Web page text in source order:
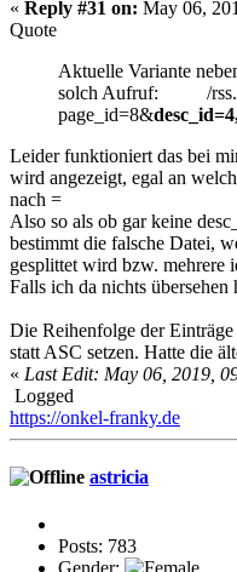
« Reply #31 on: May 06,
Quote
Aktuelle Variante
solch Aufruf: /
page_id=8&
Leider funktioniert das bei
wird angezeigt, egal an
nach =
Also so als ob gar keine
bestimmt die falsche Datei,
gesplittet wird bzw. mehrere
Falls ich da nichts übersehen
Die Reihenfolge der
statt ASC setzen. Hatte die
« Last Edit: May 06, 2019,
Logged
https://onkel-franky.de
astricia
Posts: 783